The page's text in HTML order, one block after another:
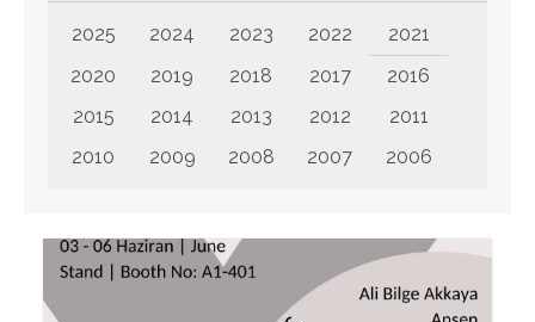
2025 2024 2023 2022
2021
2020
2019 2018 2017
2016
2015
2014 2013 2012
2011
2010
2009 2008 2007 2006